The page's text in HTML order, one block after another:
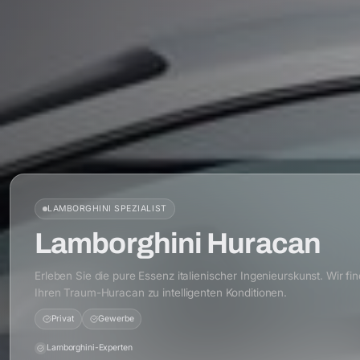
LAMBORGHINI SPEZIALIST
Lamborghini Huracan
Erleben Sie die pure Essenz italienischer Ingenieurskunst. Wir
Ihren Traum-Huracan zu intelligenten Konditionen.
Privat Gewerbe
Lamborghini-Experten